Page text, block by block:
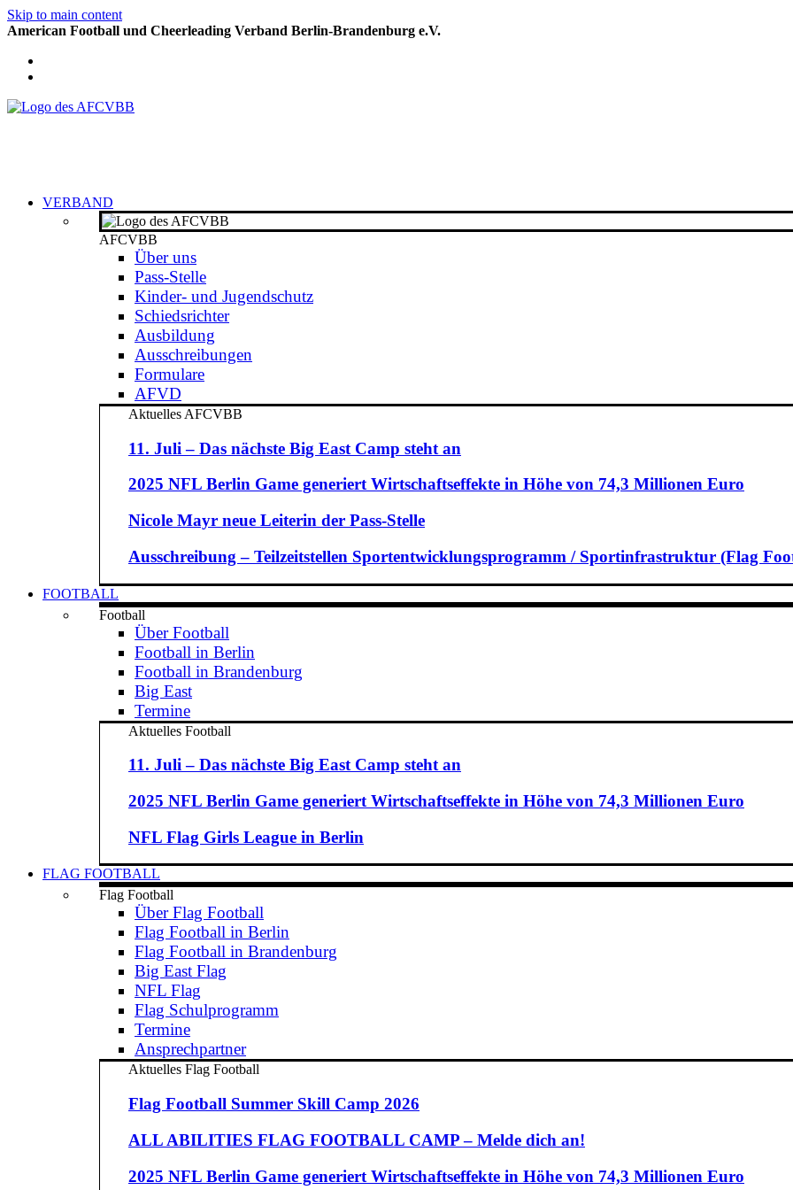
Skip to main content
American Football und Cheerleading Verband Berlin-Brandenburg e.V.
VERBAND
AFCVBB
Über uns
Pass-Stelle
Kinder- und Jugendschutz
Schiedsrichter
Ausbildung
Ausschreibungen
Formulare
AFVD
Aktuelles AFCVBB
11. Juli – Das nächste Big East Camp steht an
2025 NFL Berlin Game generiert Wirtschaftseffekte in Höhe von 74,3 Millionen Euro
Nicole Mayr neue Leiterin der Pass-Stelle
Ausschreibung – Teilzeitstellen Sportentwicklungsprogramm / Sportinfrastruktur (Flag
FOOTBALL
Football
Über Football
Football in Berlin
Football in Brandenburg
Big East
Termine
Aktuelles Football
11. Juli – Das nächste Big East Camp steht an
2025 NFL Berlin Game generiert Wirtschaftseffekte in Höhe von 74,3 Millionen Euro
NFL Flag Girls League in Berlin
FLAG FOOTBALL
Flag Football
Über Flag Football
Flag Football in Berlin
Flag Football in Brandenburg
Big East Flag
NFL Flag
Flag Schulprogramm
Termine
Ansprechpartner
Aktuelles Flag Football
Flag Football Summer Skill Camp 2026
ALL ABILITIES FLAG FOOTBALL CAMP – Melde dich an!
2025 NFL Berlin Game generiert Wirtschaftseffekte in Höhe von 74,3 Millionen Euro